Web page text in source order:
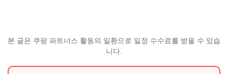
본 글은 쿠팡 파트너스 활동의 일환으로 일정 수수료를 받을 수 있습
니다.